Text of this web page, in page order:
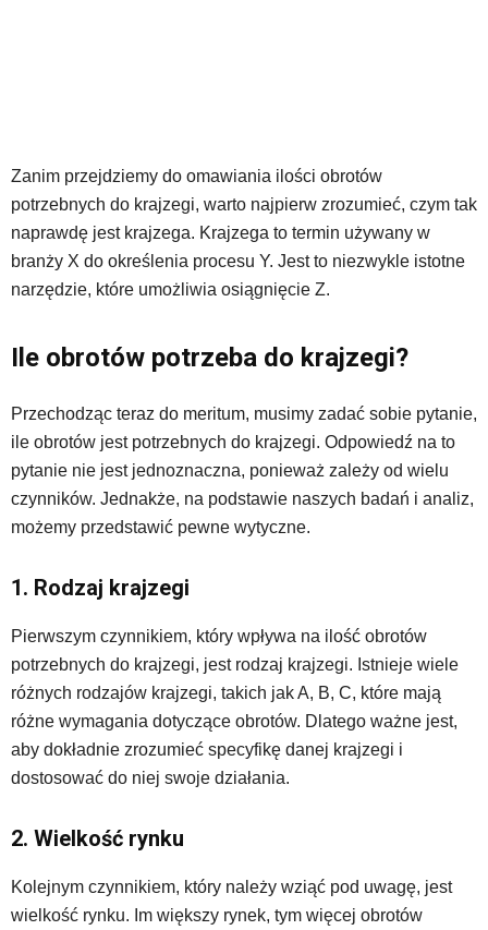
Zanim przejdziemy do omawiania ilości obrotów
potrzebnych do krajzegi, warto najpierw zrozumieć, czym tak
naprawdę jest krajzega. Krajzega to termin używany w
branży X do określenia procesu Y. Jest to niezwykle istotne
narzędzie, które umożliwia osiągnięcie Z.
Ile obrotów potrzeba do krajzegi?
Przechodząc teraz do meritum, musimy zadać sobie pytanie,
ile obrotów jest potrzebnych do krajzegi. Odpowiedź na to
pytanie nie jest jednoznaczna, ponieważ zależy od wielu
czynników. Jednakże, na podstawie naszych badań i analiz,
możemy przedstawić pewne wytyczne.
1. Rodzaj krajzegi
Pierwszym czynnikiem, który wpływa na ilość obrotów
potrzebnych do krajzegi, jest rodzaj krajzegi. Istnieje wiele
różnych rodzajów krajzegi, takich jak A, B, C, które mają
różne wymagania dotyczące obrotów. Dlatego ważne jest,
aby dokładnie zrozumieć specyfikę danej krajzegi i
dostosować do niej swoje działania.
2. Wielkość rynku
Kolejnym czynnikiem, który należy wziąć pod uwagę, jest
wielkość rynku. Im większy rynek, tym więcej obrotów